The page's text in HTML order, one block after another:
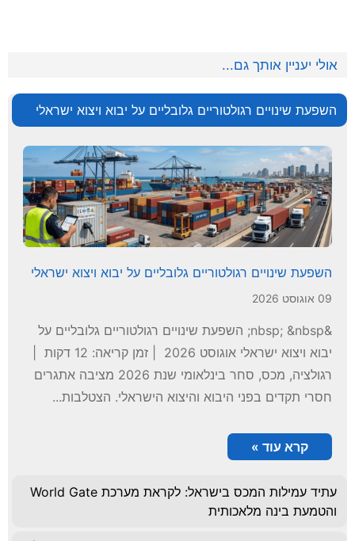
אולי יעניין אותך גם...
השפעת שינויים רגולטוריים גלובליים על יבוא ויצוא ישראלי
השפעת שינויים רגולטוריים גלובליים על יבוא ויצוא ישראלי
09 אוגוסט 2026
&nbsp; &nbsp; השפעת שינויים רגולטוריים גלובליים על
יבוא ויצוא ישראלי אוגוסט 2026 | זמן קריאה: 12 דקות |
רגולציה, מכס, סחר בינלאומי שנת 2026 מציבה אתגרים
חסרי תקדים בפני היבוא והיצוא הישראלי. הצטלבות...
קרא עוד »
עתיד עמילות המכס בישראל: לקראת מערכת World Gate
והטמעת בינה מלאכותית